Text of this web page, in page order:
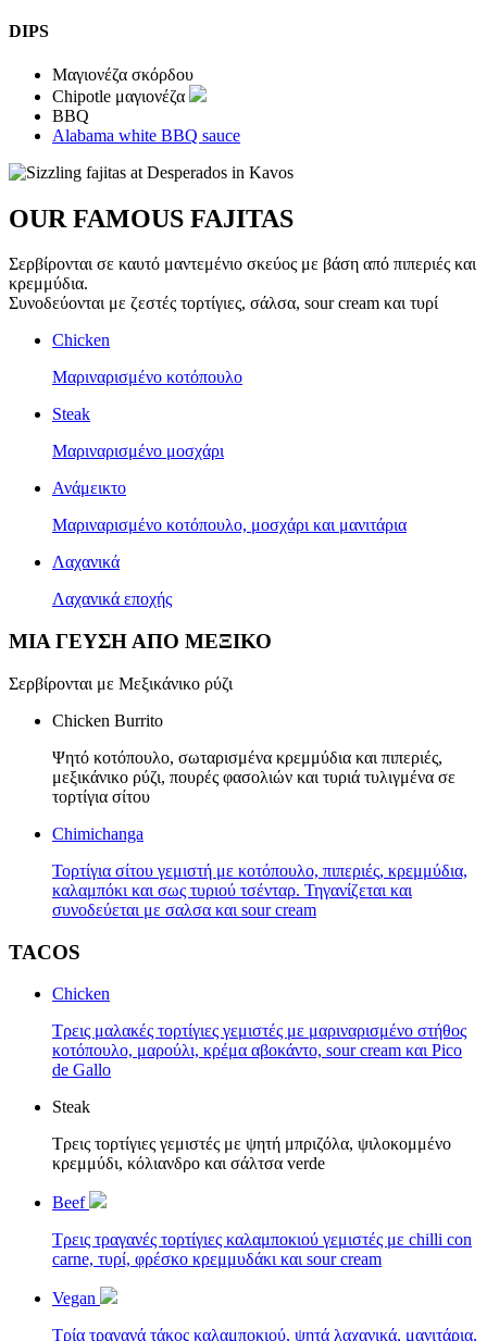
DIPS
Μαγιονέζα σκόρδου
Chipotle μαγιονέζα
BBQ
Alabama white BBQ sauce
OUR FAMOUS FAJITAS
Σερβίρονται σε καυτό μαντεμένιο σκεύος με βάση από πιπεριές και
κρεμμύδια.
Συνοδεύονται με ζεστές τορτίγιες, σάλσα, sour cream και τυρί
Chicken
Μαριναρισμένο κοτόπουλο
Steak
Mαριναρισμένο μοσχάρι
Ανάμεικτο
Mαριναρισμένο κοτόπουλο, μοσχάρι και μανιτάρια
Λαχανικά
Λαχανικά εποχής
ΜΙΑ ΓΕΥΣΗ ΑΠΟ ΜΕΞΙΚΟ
Σερβίρονται με Μεξικάνικο ρύζι
Chicken Burrito
Ψητό κοτόπουλο, σωταρισμένα κρεμμύδια και πιπεριές,
μεξικάνικο ρύζι, πουρές φασολιών και τυριά τυλιγμένα σε
τορτίγια σίτου
Chimichanga
Τορτίγια σίτου γεμιστή με κοτόπουλο, πιπεριές, κρεμμύδια,
καλαμπόκι και σως τυριού τσένταρ. Τηγανίζεται και
συνοδεύεται με σαλσα και sour cream
TACOS
Chicken
Τρεις μαλακές τορτίγιες γεμιστές με μαριναρισμένο στήθος
κοτόπουλο, μαρούλι, κρέμα αβοκάντο, sour cream και Pico
de Gallo
Steak
Τρεις τορτίγιες γεμιστές με ψητή μπριζόλα, ψιλοκομμένο
κρεμμύδι, κόλιανδρο και σάλτσα verde
Beef
Τρεις τραγανές τορτίγιες καλαμποκιού γεμιστές με chilli con
carne, τυρί, φρέσκο κρεμμυδάκι και sour cream
Vegan
Τρία τραγανά τάκος καλαμποκιού, ψητά λαχανικά, μανιτάρια,